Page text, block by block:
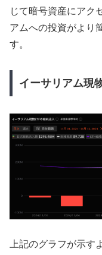
じて暗号資産にアク
アムへの投資がより
す。
イーサリアム現
上記のグラフが示す